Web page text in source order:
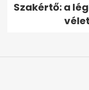
Szakértő: a